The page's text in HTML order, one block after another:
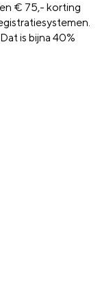
€ 75,- korting
is bijna 40%